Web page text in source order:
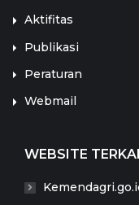
Aktifitas
Publikasi
Peraturan
Webmail
WEBSITE